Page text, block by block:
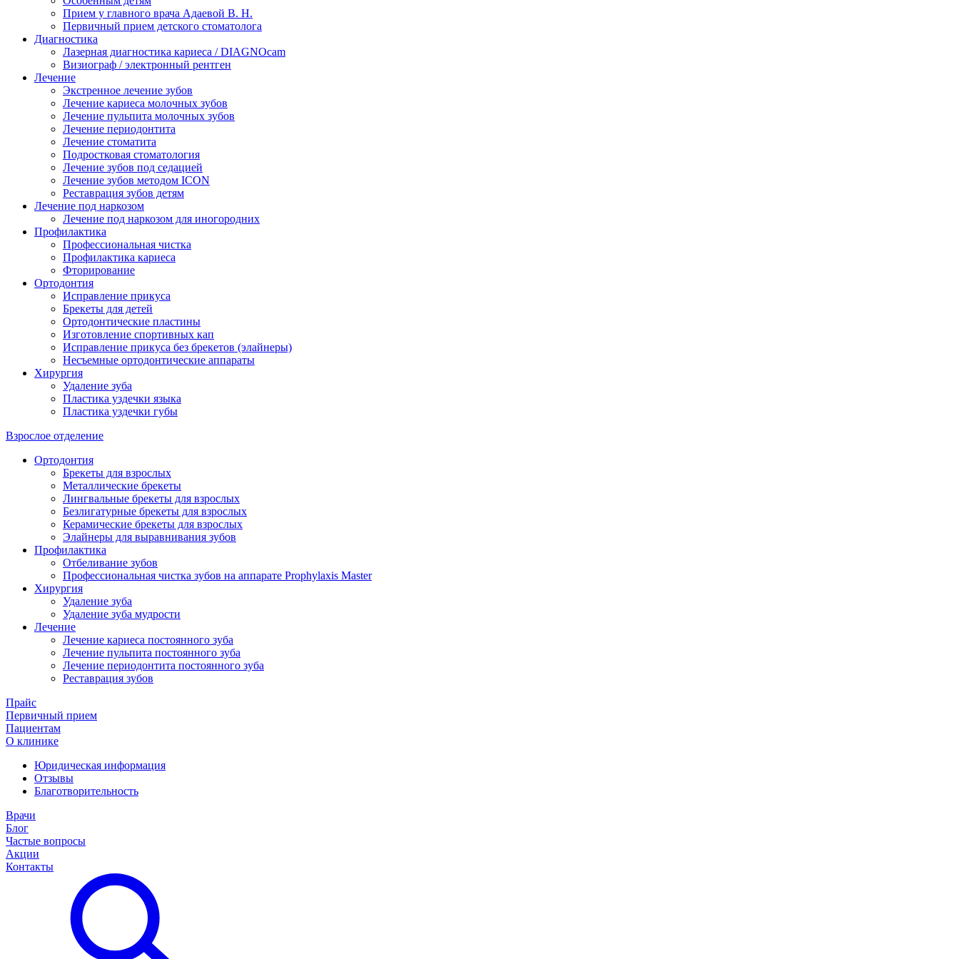
Прием у главного врача Адаевой В. Н.
Первичный прием детского стоматолога
Диагностика
Лазерная диагностика кариеса / DIAGNOcam
Визиограф / электронный рентген
Лечение
Экстренное лечение зубов
Лечение кариеса молочных зубов
Лечение пульпита молочных зубов
Лечение периодонтита
Лечение стоматита
Подростковая стоматология
Лечение зубов под седацией
Лечение зубов методом ICON
Реставрация зубов детям
Лечение под наркозом
Лечение под наркозом для иногородних
Профилактика
Профессиональная чистка
Профилактика кариеса
Фторирование
Ортодонтия
Исправление прикуса
Брекеты для детей
Ортодонтические пластины
Изготовление спортивных кап
Исправление прикуса без брекетов (элайнеры)
Несъемные ортодонтические аппараты
Хирургия
Удаление зуба
Пластика уздечки языка
Пластика уздечки губы
Взрослое отделение
Ортодонтия
Брекеты для взрослых
Металлические брекеты
Лингвальные брекеты для взрослых
Безлигатурные брекеты для взрослых
Керамические брекеты для взрослых
Элайнеры для выравнивания зубов
Профилактика
Отбеливание зубов
Профессиональная чистка зубов на аппарате Prophylaxis Master
Хирургия
Удаление зуба
Удаление зуба мудрости
Лечение
Лечение кариеса постоянного зуба
Лечение пульпита постоянного зуба
Лечение периодонтита постоянного зуба
Реставрация зубов
Прайс
Первичный прием
Пациентам
О клинике
Юридическая информация
Отзывы
Благотворительность
Врачи
Блог
Частые вопросы
Акции
Контакты